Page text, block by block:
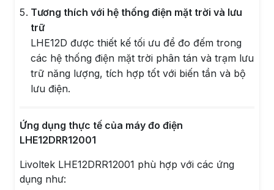
Tương thích với hệ thống điện mặt trời và lưu
trữ
LHE12D được thiết kế tối ưu để đo đếm trong
các hệ thống điện mặt trời phân tán và trạm lưu
trữ năng lượng, tích hợp tốt với biến tần và bộ
lưu điện.
Ứng dụng thực tế của máy đo điện
LHE12DRR12001
Livoltek LHE12DRR12001 phù hợp với các ứng
dụng như: